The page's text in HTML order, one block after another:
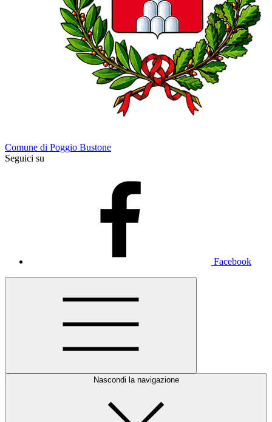
Comune di Poggio Bustone
Seguici su
Facebook
Nascondi la navigazione